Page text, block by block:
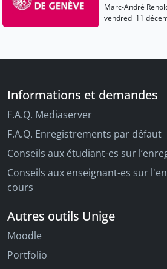
Marc-André
Béatrice Joyeux-
vendredi 11
Informations et demandes
F.A.Q. Mediaserver
F.A.Q. Enregistrements par défaut
Conseils aux étudiant-es sur
Conseils aux enseignant-es sur
cours
Autres outils Unige
Moodle
Portfolio